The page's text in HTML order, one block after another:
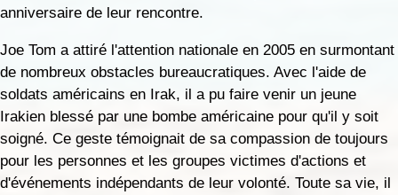
anniversaire de leur rencontre.
Joe Tom a attiré l'attention nationale en 2005 en surmontant
de nombreux obstacles bureaucratiques. Avec l'aide de
soldats américains en Irak, il a pu faire venir un jeune
Irakien blessé par une bombe américaine pour qu'il y soit
soigné. Ce geste témoignait de sa compassion de toujours
pour les personnes et les groupes victimes d'actions et
d'événements indépendants de leur volonté. Toute sa vie, il